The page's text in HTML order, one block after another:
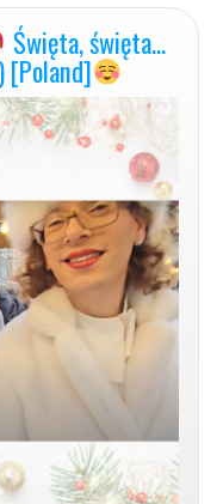
Święta, święta…
[Poland]